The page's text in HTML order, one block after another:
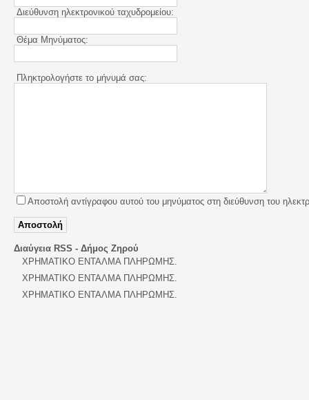
Διεύθυνση ηλεκτρονικού ταχυδρομείου:
Θέμα Μηνύματος:
Πληκτρολογήστε το μήνυμά σας:
Αποστολή αντίγραφου αυτού του μηνύματος στη διεύθυνση του
Αποστολή
Διαύγεια RSS - Δήμος Ζηρού
ΧΡΗΜΑΤΙΚΟ ΕΝΤΑΛΜΑ ΠΛΗΡΩΜΗΣ.
ΧΡΗΜΑΤΙΚΟ ΕΝΤΑΛΜΑ ΠΛΗΡΩΜΗΣ.
ΧΡΗΜΑΤΙΚΟ ΕΝΤΑΛΜΑ ΠΛΗΡΩΜΗΣ.